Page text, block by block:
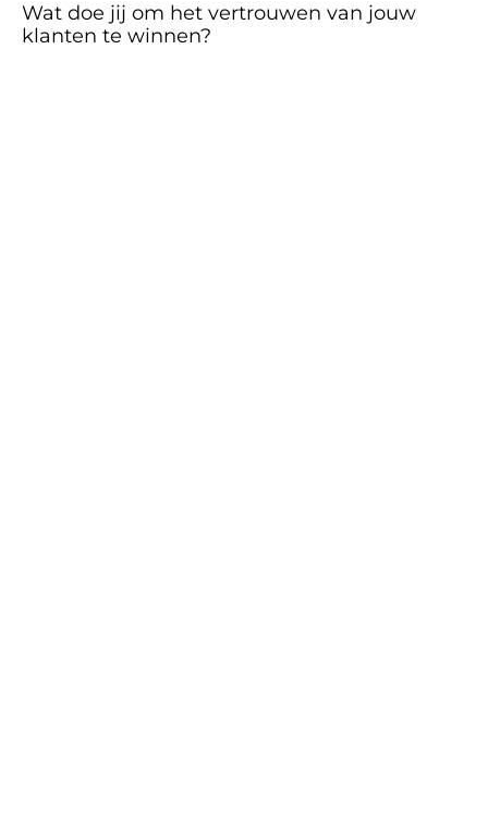
Wat doe jij om het vertrouwen van jouw
klanten te winnen?